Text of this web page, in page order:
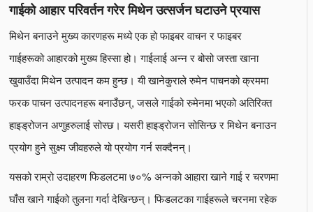
गाईको आहार परिवर्तन गरेर मिथेन उत्सर्जन घटाउने प्रयास
मिथेन बनाउने मुख्य कारणहरू मध्ये एक हो फाइबर वाचन र फाइबर
गाईहरूको आहारको मुख्य हिस्सा हो। गाईलाई अन्न र बोसो जस्ता खाना
खुवाउँदा मिथेन उत्पादन कम हुन्छ। यी खानेकुराले रुमेन पाचनको क्रममा
फरक पाचन उत्पादनहरू बनाउँछन्, जसले गाईको रुमेनमा भएको अतिरिक्त
हाइड्रोजन अणुहरुलाई सोस्छ। यसरी हाइड्रोजन सोसिन्छ र मिथेन बनाउन
प्रयोग हुने सुक्ष्म जीवहरुले यो प्रयोग गर्न सक्दैनन्।
यसको राम्रो उदाहरण फिडलटमा ७०% अन्नको आहारा खाने गाई र चरणमा
घाँस खाने गाईको तुलना गर्दा देखिन्छन्। फिडलटका गाईहरूले चरनमा रहेक